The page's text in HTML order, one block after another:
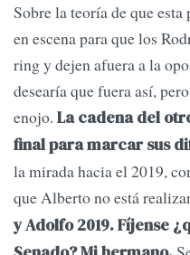
Sobre la teoría de que esta
en escena para que los
ring y dejen afuera a la
desearía que fuera así,
enojo. La cadena del
final para marcar sus
la mirada hacia el 2019,
que Alberto no está
y Adolfo 2019. Fíjense